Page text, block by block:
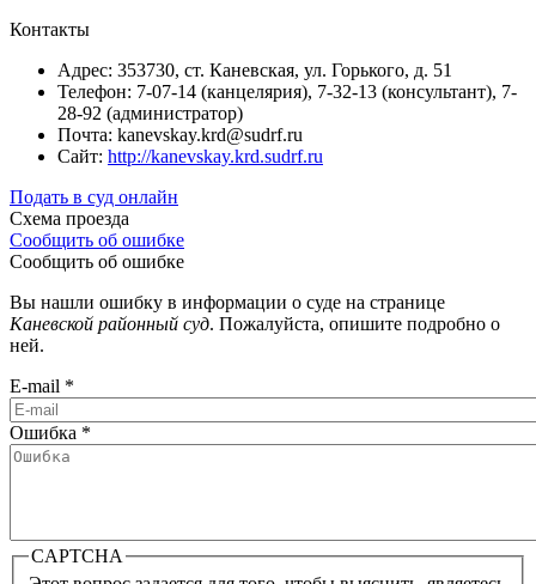
Контакты
Адрес: 353730, ст. Каневская, ул. Горького, д. 51
Телефон: 7-07-14 (канцелярия), 7-32-13 (консультант), 7-
28-92 (администратор)
Почта: kanevskay.krd@sudrf.ru
Сайт: http://kanevskay.krd.sudrf.ru
Подать в суд онлайн
Схема проезда
Сообщить об ошибке
Сообщить об ошибке
Вы нашли ошибку в информации о суде на странице
Каневской районный суд. Пожалуйста, опишите подробно о
ней.
E-mail *
Ошибка *
CAPTCHA